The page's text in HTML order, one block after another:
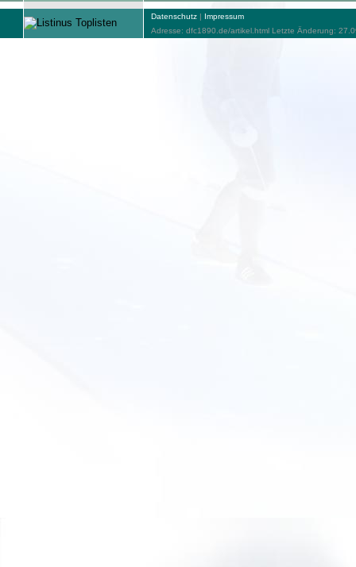
Datenschutz | Impressum
Adresse: dfc1890.de/artikel.html Letzte Änderung: